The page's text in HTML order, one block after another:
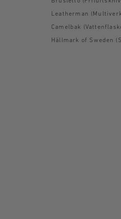
Leatherman
Camelbak
Hällmark of Sweden